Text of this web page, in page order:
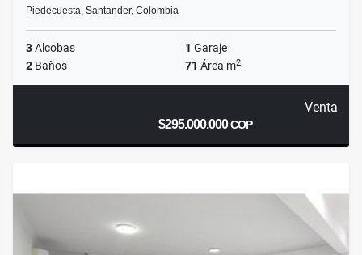
Piedecuesta, Santander, Colombia
3Alcobas 1 Garaje
2 Baños 71 Área m2
Venta
$295.000.000COP